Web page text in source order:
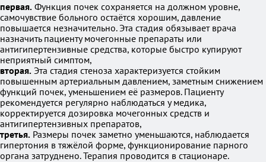
первая. Функция почек сохраняется на должном уровне,
самочувствие больного остаётся хорошим, давление
повышается незначительно. Эта стадия обязывает врача
назначить пациенту мочегонные препараты или
антигипертензивные средства, которые быстро купируют
неприятный симптом,
вторая. Эта стадия стеноза характеризуется стойким
повышенным артериальным давлением, заметным снижением
функций почек, уменьшением её размеров. Пациенту
рекомендуется регулярно наблюдаться у медика,
корректируется дозировка мочегонных средств и
антигипертензивных препаратов,
третья. Размеры почек заметно уменьшаются, наблюдается
гипертония в тяжёлой форме, функционирование парного
органа затруднено. Терапия проводится в стационаре.